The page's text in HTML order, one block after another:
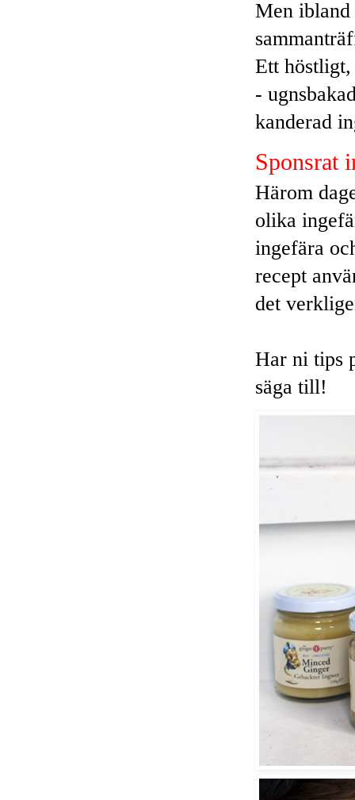
Men ibland
Ett
-
kanderad
Sponsrat
Härom
olika
ingefära
recept
det
Har ni tips
säga till!